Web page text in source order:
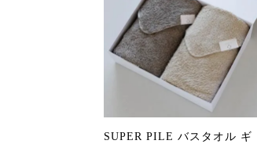
SUPER PILE バスタオル ギ